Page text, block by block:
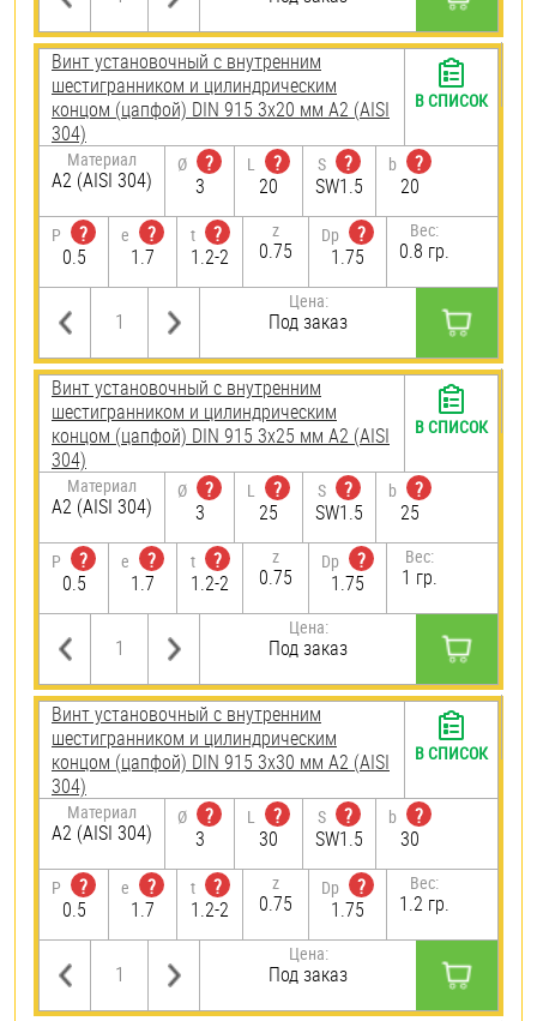
Винт установочный с внутренним
шестигранником и цилиндрическим
концом (цапфой) DIN 915 3х20 мм А2 (AISI
304)
Материал
А2 (AISI 304)
Ø
?
3
L
?
20
S
?
SW1.5
b
?
20
P
?
0.5
e
?
1.7
t
?
1.2-2
z
0.75
Dp
?
1.75
Вес:
0.8 гр.
Цена:
Под заказ
В СПИСОК
Винт установочный с внутренним
шестигранником и цилиндрическим
концом (цапфой) DIN 915 3х25 мм А2 (AISI
304)
Материал
А2 (AISI 304)
Ø
?
3
L
?
25
S
?
SW1.5
b
?
25
P
?
0.5
e
?
1.7
t
?
1.2-2
z
0.75
Dp
?
1.75
Вес:
1 гр.
Цена:
Под заказ
В СПИСОК
Винт установочный с внутренним
шестигранником и цилиндрическим
концом (цапфой) DIN 915 3х30 мм А2 (AISI
304)
Материал
А2 (AISI 304)
Ø
?
3
L
?
30
S
?
SW1.5
b
?
30
P
?
0.5
e
?
1.7
t
?
1.2-2
z
0.75
Dp
?
1.75
Вес:
1.2 гр.
Цена:
Под заказ
В СПИСОК